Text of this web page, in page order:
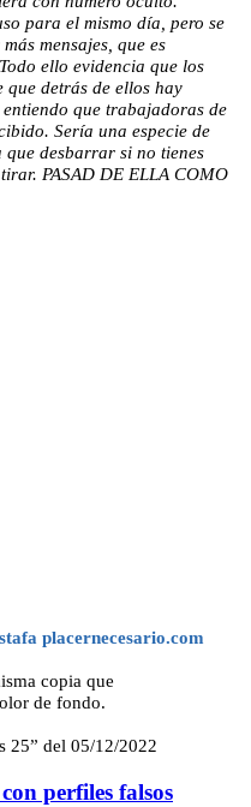
para el mismo día, pero se
mensajes, que es
ello evidencia que los
que detrás de ellos hay
que trabajadoras de
Sería una especie de
que desbarrar si no tienes
PASAD DE ELLA COMO
placernecesario.com
copia que
de fondo.
25” del 05/12/2022
perfiles falsos